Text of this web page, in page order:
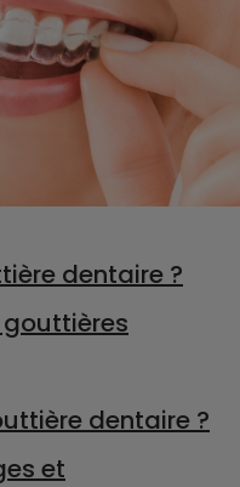
dentaire ?
dentaire ?
et